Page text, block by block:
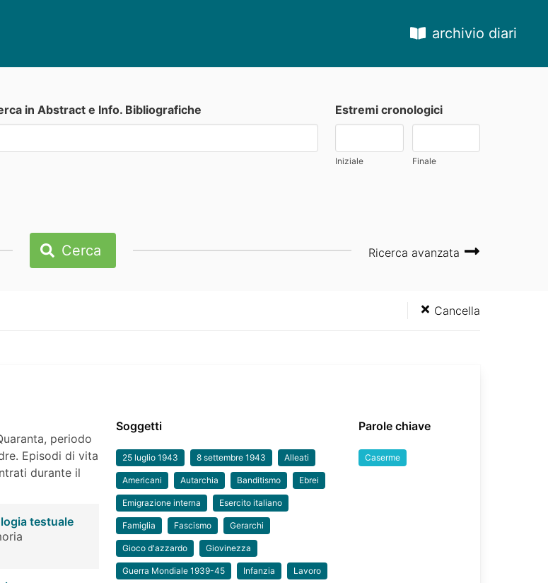
archivio diari
in Abstract e Info. Bibliografiche Estremi cronologici
Iniziale Finale
Cerca Ricerca avanzata
Cancella
periodo
Episodi di vita
durante il
testuale
Soggetti
25 luglio 1943 8 settembre 1943 Alleati
Americani Autarchia Banditismo Ebrei
Emigrazione interna Esercito italiano
Famiglia Fascismo Gerarchi
Gioco d'azzardo Giovinezza
Guerra Mondiale 1939-45 Infanzia Lavoro
Parole chiave
Caserme